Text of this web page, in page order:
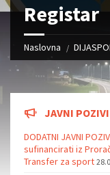
Registar
Naslovna
JAVNI
DODATNI JAVNI
sufinancirati iz
Transfer za sport